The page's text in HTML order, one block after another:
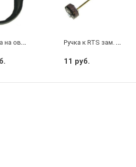
П
рокладка на овал флан RNSA (CU5121) Р
учка к RTS зам. 691217
11 руб.